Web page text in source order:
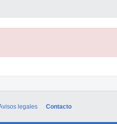
legales Contacto